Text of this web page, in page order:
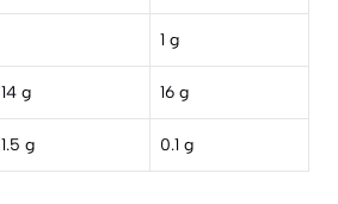
1 g
14 g 16 g
1.5 g 0.1 g